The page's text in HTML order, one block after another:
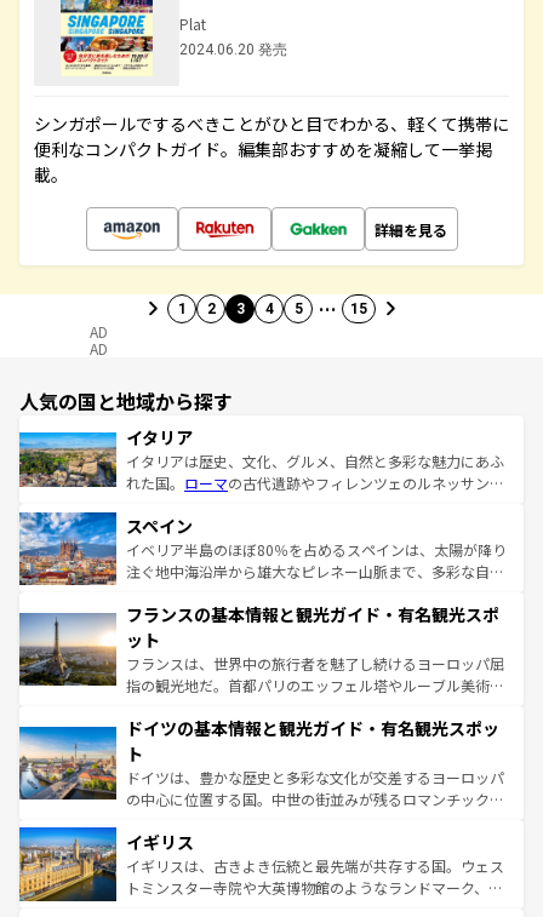
Plat
2024.06.20 発売
シンガポールでするべきことがひと目でわかる、軽くて携帯に
便利なコンパクトガイド。編集部おすすめを凝縮して一挙掲
載。
詳細を見る
1 2 3 4 5 … 15
AD
AD
人気の国と地域から探す
イタリア
イタリアは歴史、文化、グルメ、自然と多彩な魅力にあふ
れた国。 ローマの古代遺跡やフィレンツェのルネッサンス
ろん、トスカーナの美しい田園風景やアマルフィ海岸の絶
景など、自然景観も見逃せない。観光の合間には、本場の
ピザやパスタなど、絶品のイタリア料理を堪能することも
ませてくれるイタリアで、忘れられない旅をしてみよう！
なお、新着のイタリア情報は
しい。
スペイン
イベリア半島のほぼ80％を占めるスペインは、太陽が降り
注ぐ地中海沿岸から雄大なピレネー山脈まで、多彩な自然
文化が根付くこの国では、情熱的なフラメンコ、熱気あふ
れる闘牛、そして美味しいタパスが生活の一部となってい
る。首都マドリードの洗練された雰囲気や、バルセロナの
アートに溢れた街角から、地方では古代ローマ遺跡や中世
せる。地方によって風土や気候が異なるスペインはその個
ンテンツ一覧 を参照してほしい。
フランスの基本情報と観光ガイド・有名観光スポ
ット
フランスは、世界中の旅行者を魅了し続けるヨーロッパ屈
指の観光地だ。首都パリのエッフェル塔やルーブル美術館
で、幅広い魅力が詰まっている。華麗な宮殿、歴史的な大
聖堂、美しいビーチ、そして豊かな自然が、訪れる者を心
から魅了する。また、フランスは美食の国としても知ら
れ、フランス料理はユネスコ無形文化遺産にも登録されて
香り高いラベンダー畑など、多彩な楽しみ方が可能だ。さ
らに、パリ以外の地域にも魅力が溢れており、どの街角に
も豊かな歴史と文化が息づいている。パリ以外の個性あふ
ドイツの基本情報と観光ガイド・有名観光スポッ
ト
ドイツは、豊かな歴史と多彩な文化が交差するヨーロッパ
の中心に位置する国。中世の街並みが残るロマンチック街
顔を持つこの国は、どこを歩いても飽きることがない。ベ
ルリンの文化的活気、バイエルン州のアルプスの絶景、そ
してライン川沿いのワイン畑といった風景は必見。ビール
イギリス
イギリスは、古きよき伝統と最先端が共存する国。ウェス
トミンスター寺院や大英博物館のようなランドマーク、歴